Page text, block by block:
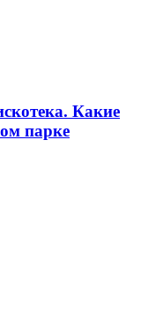
Какие
парке